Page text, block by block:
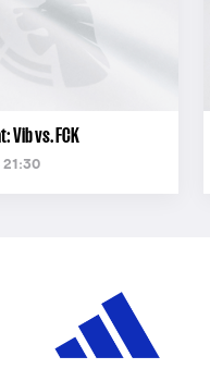
Vib vs. FCK